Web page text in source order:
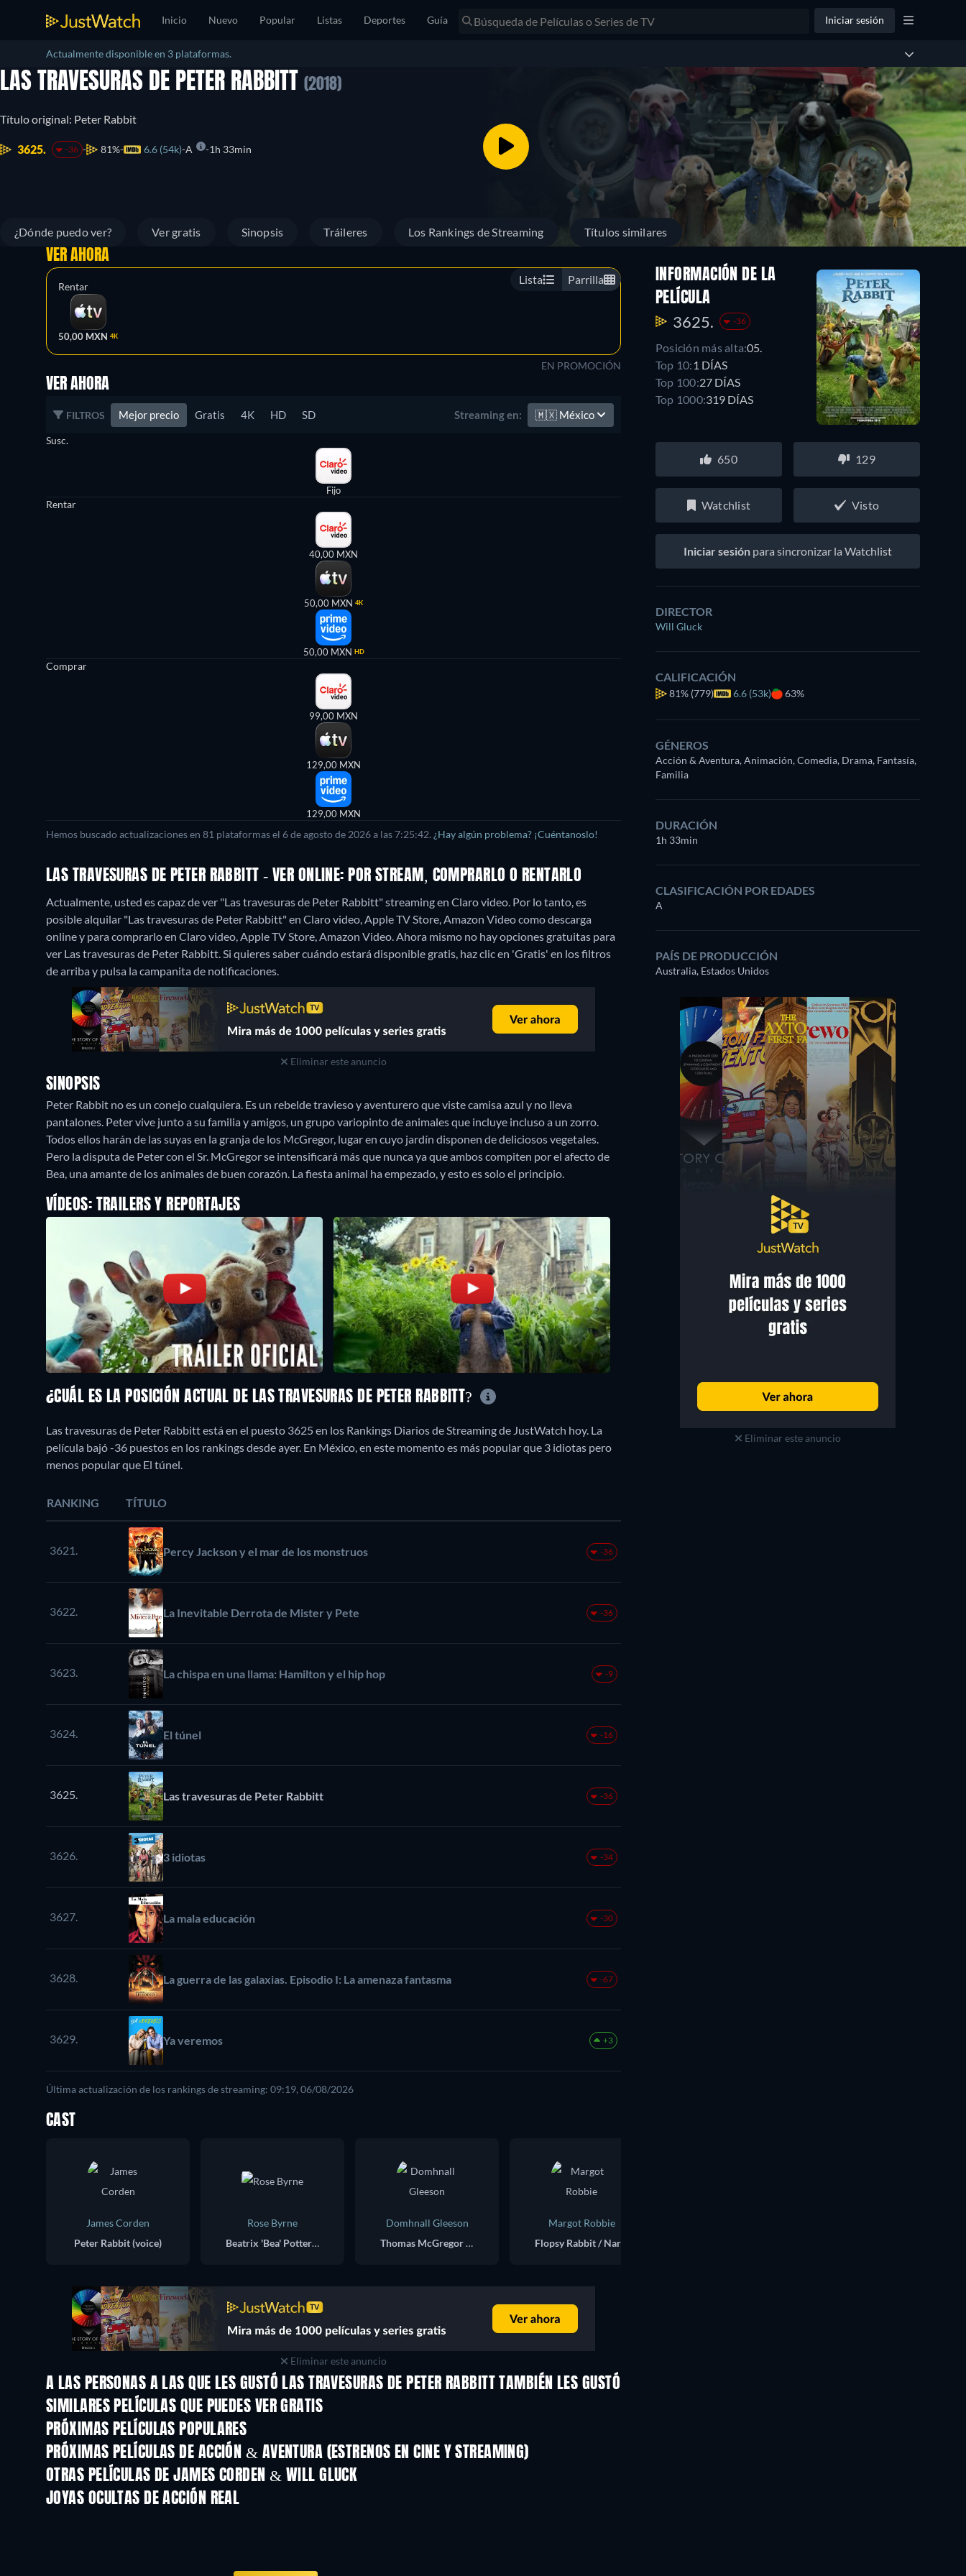
Inicio Nuevo Popular Listas Deportes Guía Iniciar sesión
Actualmente disponible en 3 plataformas.
LAS TRAVESURAS DE PETER RABBITT (2018)
Título original: Peter Rabbit
3625. -36 81% 6.6 (54k) A 1h 33min
¿Dónde puedo ver? Ver gratis Sinopsis Tráileres Los Rankings de Streaming Títulos similares
Lista Parrilla
VER AHORA
Rentar
50,00 MXN 4K
EN PROMOCIÓN
VER AHORA
FILTROS Mejor precio Gratis 4K HD SD Streaming en: 🇲🇽 México
Susc.
Fijo
Rentar
40,00 MXN
50,00 MXN 4K
50,00 MXN HD
Comprar
99,00 MXN
129,00 MXN
129,00 MXN
Hemos buscado actualizaciones en 81 plataformas el 6 de agosto de 2026 a las 7:25:42. ¿Hay algún problema? ¡Cuéntanoslo!
LAS TRAVESURAS DE PETER RABBITT - VER ONLINE: POR STREAM, COMPRARLO O RENTARLO
Actualmente, usted es capaz de ver "Las travesuras de Peter Rabbitt" streaming en Claro video. Por lo tanto, es
posible alquilar "Las travesuras de Peter Rabbitt" en Claro video, Apple TV Store, Amazon Video como descarga
online y para comprarlo en Claro video, Apple TV Store, Amazon Video.Ahora mismo no hay opciones gratuitas para
ver Las travesuras de Peter Rabbitt. Si quieres saber cuándo estará disponible gratis, haz clic en 'Gratis' en los filtros
de arriba y pulsa la campanita de notificaciones.
Eliminar este anuncio
SINOPSIS
Peter Rabbit no es un conejo cualquiera. Es un rebelde travieso y aventurero que viste camisa azul y no lleva
pantalones. Peter vive junto a su familia y amigos, un grupo variopinto de animales que incluye incluso a un zorro.
Todos ellos harán de las suyas en la granja de los McGregor, lugar en cuyo jardín disponen de deliciosos vegetales.
Pero la disputa de Peter con el Sr. McGregor se intensificará más que nunca ya que ambos compiten por el afecto de
Bea, una amante de los animales de buen corazón. La fiesta animal ha empezado, y esto es solo el principio.
VÍDEOS: TRAILERS Y REPORTAJES
INFORMACIÓN DE LA
PELÍCULA
3625. -36
Posición más alta:05.
Top 10: 1 DÍAS
Top 100:27 DÍAS
Top 1000:319 DÍAS
650 129
Watchlist Visto
Iniciar sesión para sincronizar la Watchlist
DIRECTOR
Will Gluck
CALIFICACIÓN
81% (779) 6.6 (53k) 63%
GÉNEROS
Acción & Aventura, Animación, Comedia, Drama, Fantasía,
Familia
DURACIÓN
1h 33min
CLASIFICACIÓN POR EDADES
A
PAÍS DE PRODUCCIÓN
Australia, Estados Unidos
Eliminar este anuncio
¿CUÁL ES LA POSICIÓN ACTUAL DE LAS TRAVESURAS DE PETER RABBITT?
Las travesuras de Peter Rabbitt está en el puesto 3625 en los Rankings Diarios de Streaming de JustWatch hoy. La
película bajó -36 puestos en los rankings desde ayer. En México, en este momento es más popular que 3 idiotas pero
menos popular que El túnel.
RANKING TÍTULO
3621. Percy Jackson y el mar de los monstruos -36
3622. La Inevitable Derrota de Mister y Pete -36
3623. La chispa en una llama: Hamilton y el hip hop -9
3624. El túnel -16
3625. Las travesuras de Peter Rabbitt -36
3626. 3 idiotas -34
3627. La mala educación -30
3628. La guerra de las galaxias. Episodio I: La amenaza fantasma -67
3629. Ya veremos +3
Última actualización de los rankings de streaming: 09:19, 06/08/2026
CAST
James Corden
Peter Rabbit (voice)
Rose Byrne
Beatrix 'Bea' Potter / Jemima Puddle-Duck (voice)
Domhnall Gleeson
Thomas McGregor / Mr. Jeremy Fisher (voice)
Margot Robbie
Eliminar este anuncio
A LAS PERSONAS A LAS QUE LES GUSTÓ LAS TRAVESURAS DE PETER RABBITT TAMBIÉN LES GUSTÓ
SIMILARES PELÍCULAS QUE PUEDES VER GRATIS
PRÓXIMAS PELÍCULAS POPULARES
PRÓXIMAS PELÍCULAS DE ACCIÓN & AVENTURA (ESTRENOS EN CINE Y STREAMING)
OTRAS PELÍCULAS DE JAMES CORDEN & WILL GLUCK
JOYAS OCULTAS DE ACCIÓN REAL